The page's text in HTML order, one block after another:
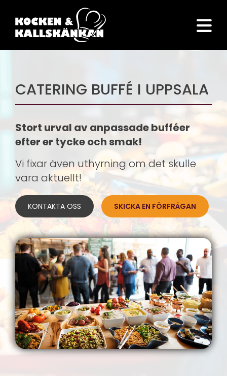
CATERING BUFFÉ I UPPSALA
Stort urval av anpassade bufféer
efter er tycke och smak!
Vi fixar även uthyrning om det skulle
vara aktuellt!
KONTAKTA OSS SKICKA EN FÖRFRÅGAN